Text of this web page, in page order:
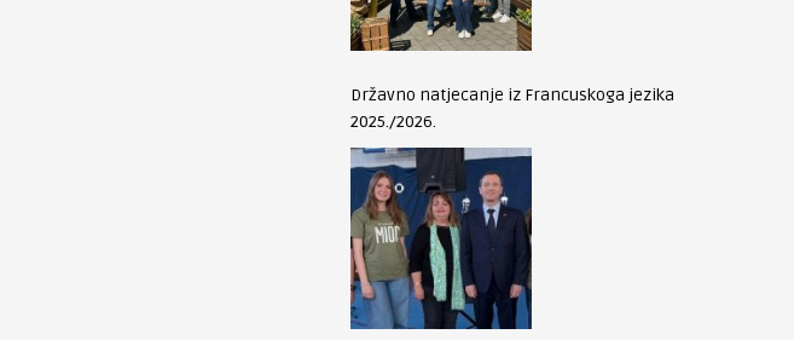
Državno natjecanje iz Francuskoga jezika
2025./2026.